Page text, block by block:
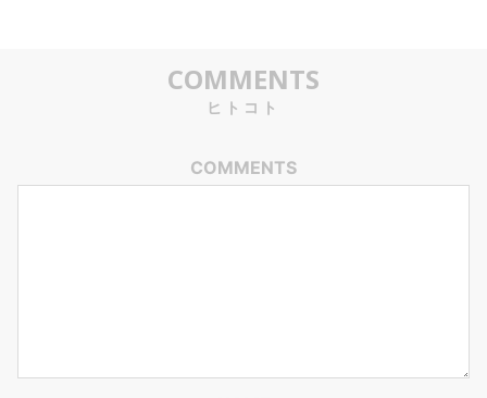
COMMENTS
ヒトコト
COMMENTS